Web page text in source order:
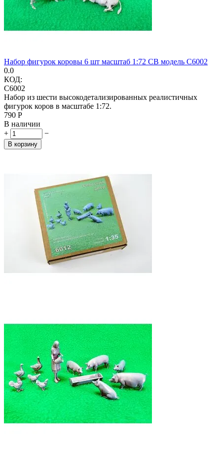
Набор фигурок коровы 6 шт масштаб 1:72 СВ модель C6002
0.0
КОД:
C6002
Набор из шести высокодетализированных реалистичных
фигурок коров в масштабе 1:72.
‍790‍ Р
В наличии
+
−
В корзину